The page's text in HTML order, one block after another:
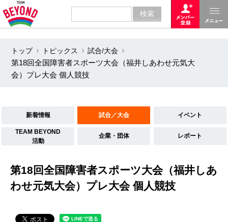
トップ トピックス
試合/大会
第18回全国障害者スポーツ大会（福井しあわせ元気大
会）プレ大会 個人競技
新着情報 試合／大会 イベント
TEAM BEYOND
活動
企業・団体 レポート
第18回全国障害者スポーツ大会（福井しあ
わせ元気大会）プレ大会 個人競技